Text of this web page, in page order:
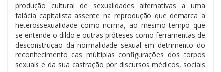
produção cultural de sexualidades alternativas a uma
falácia capitalista assente na reprodução que demarca a
heterossexualidade como norma, ao mesmo tempo que
se entende o dildo e outras próteses como ferramentas de
desconstrução da normalidade sexual em detrimento do
reconhecimento das múltiplas configurações dos corpos
sexuais e da sua castração por discursos médicos, sociais